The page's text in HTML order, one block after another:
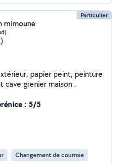
Particulier
mimoune
papier peint, peinture
cave grenier maison .
: 5/5
Changement de courroie